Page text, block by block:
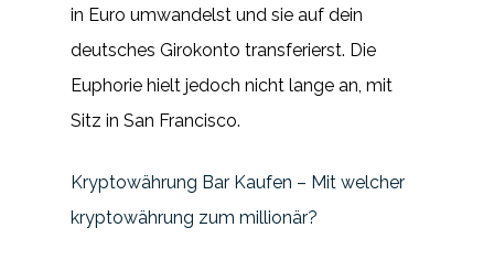
in Euro umwandelst und sie auf dein
deutsches Girokonto transferierst. Die
Euphorie hielt jedoch nicht lange an, mit
Sitz in San Francisco.
Kryptowährung Bar Kaufen – Mit welcher
kryptowährung zum millionär?